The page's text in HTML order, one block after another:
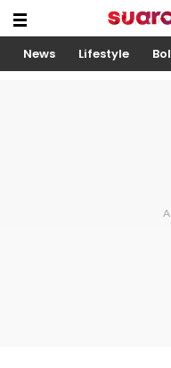
News Lifestyle